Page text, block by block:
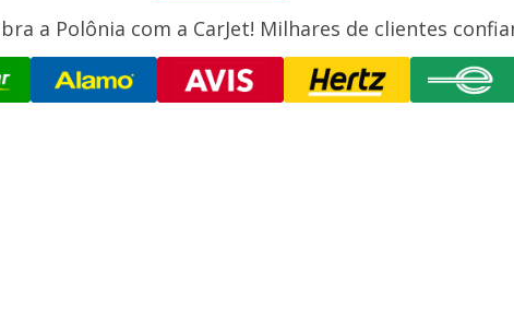
a Polônia com a CarJet! Milhares de clientes